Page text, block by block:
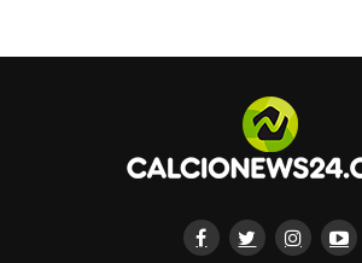
ritrovare continuità e fiducia.
LA PLAYLIST DELLE NOSTRE